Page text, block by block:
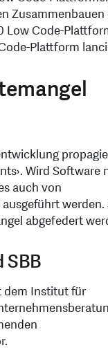
Zusammenbauen
Low Code-
Plattform
Wird Software
auch von
werden.
abgefedert
dem Institut für